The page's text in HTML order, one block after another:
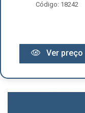
Código: 18242
Ver preço